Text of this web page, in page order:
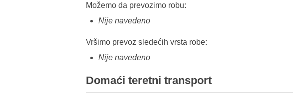
Možemo da prevozimo robu:
Nije navedeno
Vršimo prevoz sledećih vrsta robe:
Nije navedeno
Domaći teretni transport